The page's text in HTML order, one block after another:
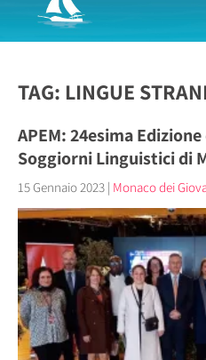
TAG: LINGUE
APEM: 24esima
Soggiorni Linguistici di
15 Gennaio 2023 | Monaco dei